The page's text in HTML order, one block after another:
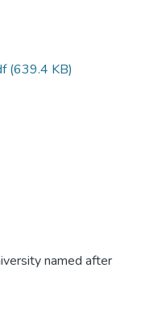
(639.4 KB)
named after